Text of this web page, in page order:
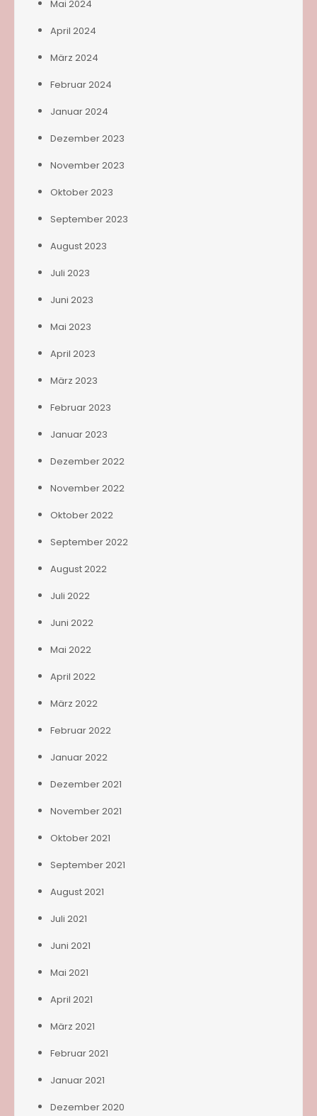
Mai 2024
April 2024
März 2024
Februar 2024
Januar 2024
Dezember 2023
November 2023
Oktober 2023
September 2023
August 2023
Juli 2023
Juni 2023
Mai 2023
April 2023
März 2023
Februar 2023
Januar 2023
Dezember 2022
November 2022
Oktober 2022
September 2022
August 2022
Juli 2022
Juni 2022
Mai 2022
April 2022
März 2022
Februar 2022
Januar 2022
Dezember 2021
November 2021
Oktober 2021
September 2021
August 2021
Juli 2021
Juni 2021
Mai 2021
April 2021
März 2021
Februar 2021
Januar 2021
Dezember 2020